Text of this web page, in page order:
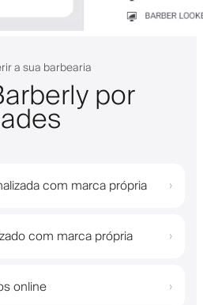
a sua barbearia
por
com marca própria ›
com marca própria ›
online ›